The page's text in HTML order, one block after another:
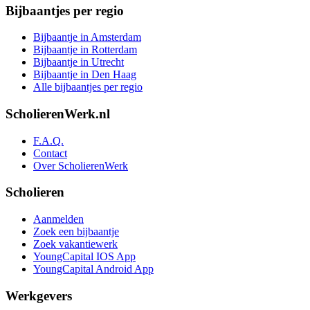
Bijbaantjes per regio
Bijbaantje in Amsterdam
Bijbaantje in Rotterdam
Bijbaantje in Utrecht
Bijbaantje in Den Haag
Alle bijbaantjes per regio
ScholierenWerk.nl
F.A.Q.
Contact
Over ScholierenWerk
Scholieren
Aanmelden
Zoek een bijbaantje
Zoek vakantiewerk
YoungCapital IOS App
YoungCapital Android App
Werkgevers